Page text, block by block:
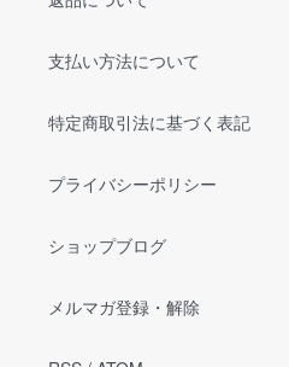
支払い方法について
特定商取引法に基づく表記
プライバシーポリシー
ショップブログ
メルマガ登録・解除